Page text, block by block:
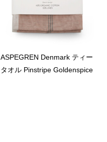
ASPEGREN Denmark ティー
タオル Pinstripe Goldenspice